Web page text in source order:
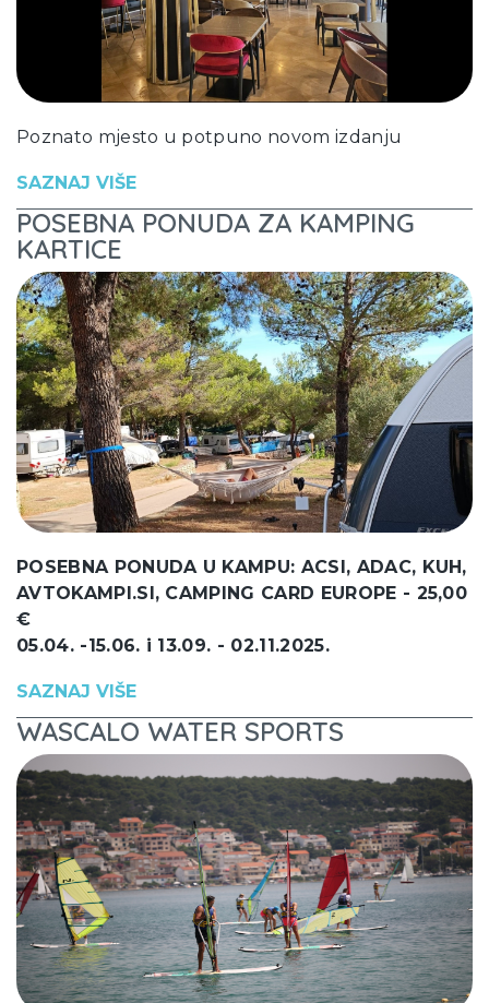
Poznato mjesto u potpuno novom izdanju
SAZNAJ VIŠE
POSEBNA PONUDA ZA KAMPING
KARTICE
POSEBNA PONUDA U KAMPU: ACSI, ADAC, KUH,
AVTOKAMPI.SI, CAMPING CARD EUROPE - 25,00
€
05.04. -15.06. i 13.09. - 02.11.2025.
SAZNAJ VIŠE
WASCALO WATER SPORTS